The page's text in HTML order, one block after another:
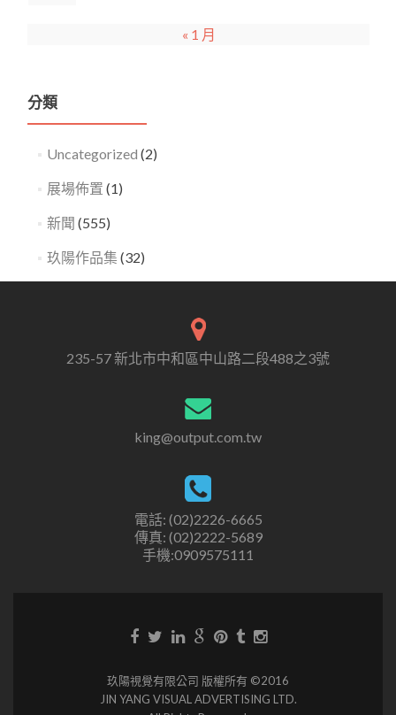
« 1 月
分類
Uncategorized (2)
展場佈置 (1)
新聞 (555)
玖陽作品集 (32)
235-57 新北市中和區中山路二段488之3號
king@output.com.tw
電話: (02)2226-6665
傳真: (02)2222-5689
手機:0909575111
玖陽視覺有限公司 版權所有 ©2016
JIN YANG VISUAL ADVERTISING LTD.